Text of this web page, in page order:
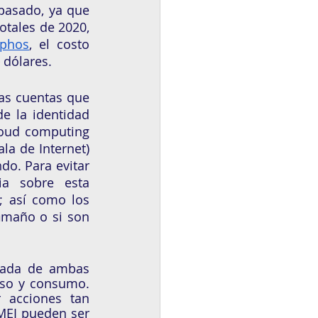
ya que
de 2020,
, el costo
cuentas que
la identidad
computing
de Internet)
Para evitar
sobre esta
así como los
o si son
de ambas
y consumo.
acciones tan
pueden ser